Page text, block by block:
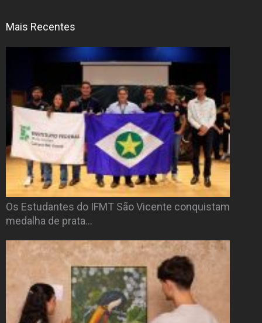
Mais Recentes
Os Estudantes do IFMT São Vicente conquistam
medalha de prata…